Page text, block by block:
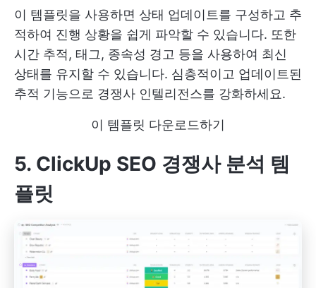
이 템플릿을 사용하면 상태 업데이트를 구성하고 추
적하여 진행 상황을 쉽게 파악할 수 있습니다. 또한
시간 추적, 태그, 종속성 경고 등을 사용하여 최신
상태를 유지할 수 있습니다. 심층적이고 업데이트된
추적 기능으로 경쟁사 인텔리전스를 강화하세요.
이 템플릿 다운로드하기
5. ClickUp SEO 경쟁사 분석 템
플릿